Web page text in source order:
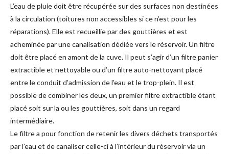
L’eau de pluie doit être récupérée sur des surfaces non destinées
à la circulation (toitures non accessibles si ce n’est pour les
réparations). Elle est recueillie par des gouttières et est
acheminée par une canalisation dédiée vers le réservoir. Un filtre
doit être placé en amont de la cuve. Il peut s’agir d’un filtre panier
extractible et nettoyable ou d’un filtre auto-nettoyant placé
entre le conduit d’admission de l’eau et le trop-plein. Il est
possible de combiner les deux, un premier filtre extractible étant
placé soit sur la ou les gouttières, soit dans un regard
intermédiaire.
Le filtre a pour fonction de retenir les divers déchets transportés
par l’eau et de canaliser celle-ci à l’intérieur du réservoir via un